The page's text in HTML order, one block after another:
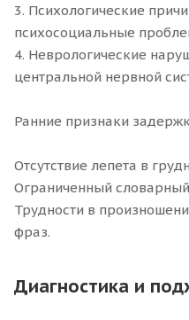
3. Психологические
психосоциальные
4. Неврологические
центральной нервной
Ранние признаки
Отсутствие лепета в
Ограниченный
Трудности в
фраз.
Диагностика и